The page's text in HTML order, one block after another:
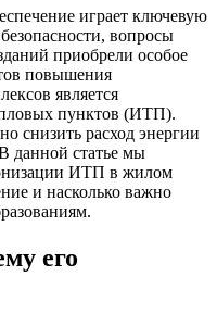
играет ключевую
вопросы
приобрели особое
повышения
является
пунктов (ИТП).
снизить расход энергии
данной статье мы
ИТП в жилом
и насколько важно
его